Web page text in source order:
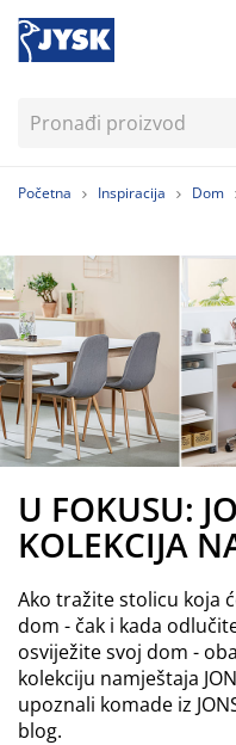
Početna Inspiracija Dom
U FOKUSU:
KOLEKCIJA
Ako tražite stolicu koja
dom - čak i kada
osviježite svoj dom -
kolekciju namještaja
upoznali komade iz
blog.